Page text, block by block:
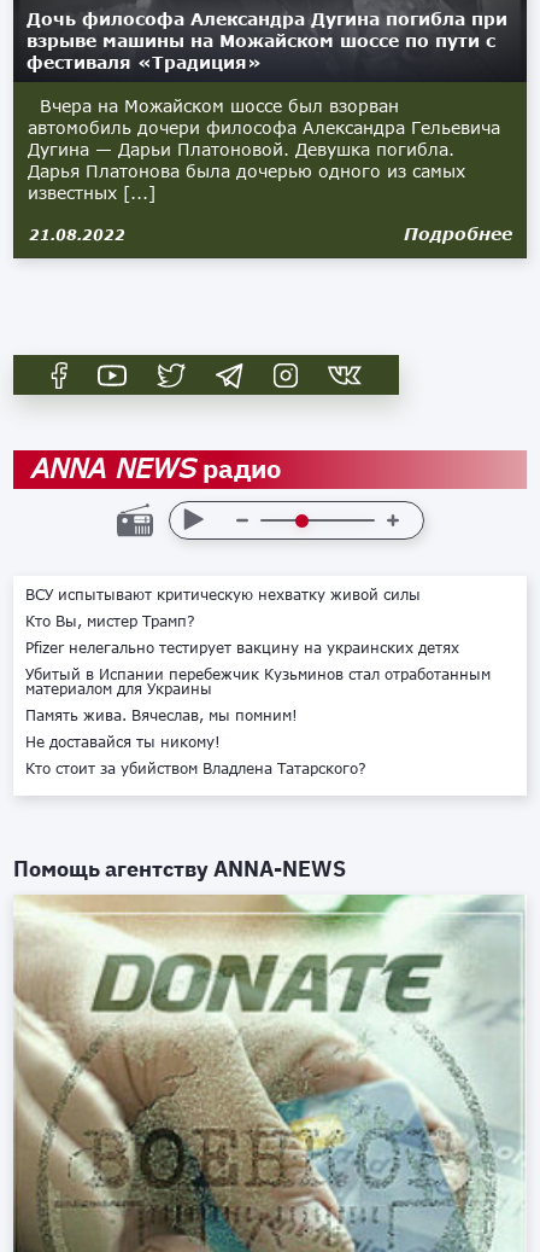
Дочь философа Александра Дугина погибла при
взрыве машины на Можайском шоссе по пути с
фестиваля «Традиция»
Вчера на Можайском шоссе был взорван
автомобиль дочери философа Александра Гельевича
Дугина — Дарьи Платоновой. Девушка погибла.
Дарья Платонова была дочерью одного из самых
известных [...]
21.08.2022 Подробнее
ANNA NEWSрадио
ВСУ испытывают критическую нехватку живой силы
Кто Вы, мистер Трамп?
Pfizer нелегально тестирует вакцину на украинских детях
Убитый в Испании перебежчик Кузьминов стал отработанным
материалом для Украины
Память жива. Вячеслав, мы помним!
Не доставайся ты никому!
Кто стоит за убийством Владлена Татарского?
Помощь агентствуANNA-NEWS